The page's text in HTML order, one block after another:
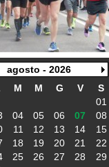
agosto - 2026
M M G V
S
01
04 05 06 07
08
11 12 13 14
15
18 19 20 21
22
25 26 27 28
29